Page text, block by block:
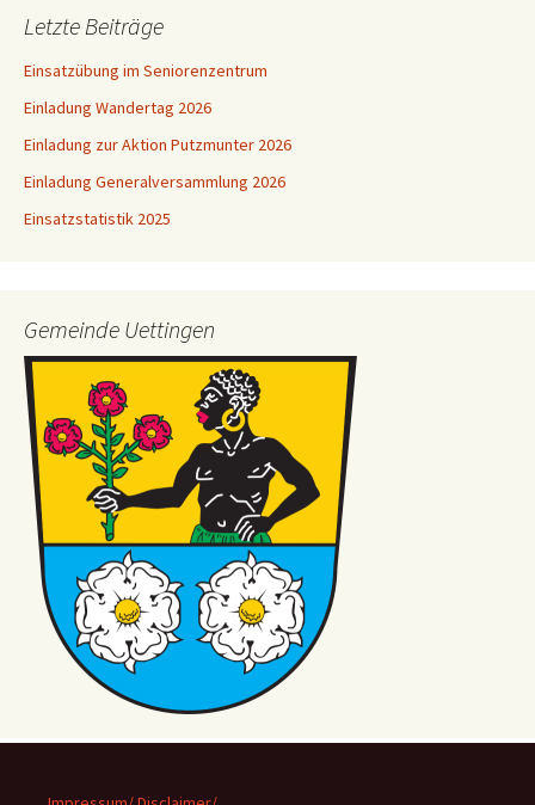
Letzte Beiträge
Einsatzübung im Seniorenzentrum
Einladung Wandertag 2026
Einladung zur Aktion Putzmunter 2026
Einladung Generalversammlung 2026
Einsatzstatistik 2025
Gemeinde Uettingen